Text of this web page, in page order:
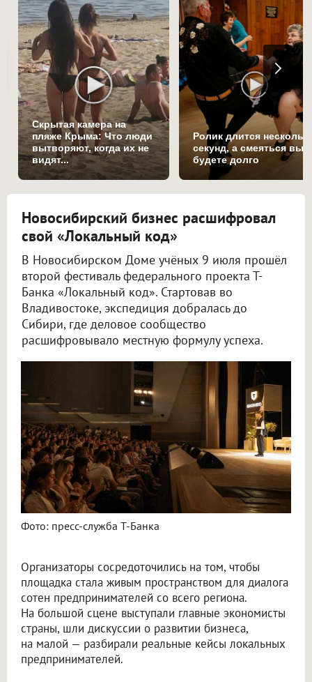
Скрытая камера на
пляже Крыма: Что люди
вытворяют, когда их не
видят...
Ролик длится
секунд, а смеяться вы
будете долго
Новосибирский бизнес расшифровал
свой «Локальный код»
В Новосибирском Доме учёных 9 июля прошёл
второй фестиваль федерального проекта Т-
Банка «Локальный код». Стартовав во
Владивостоке, экспедиция добралась до
Сибири, где деловое сообщество
расшифровывало местную формулу успеха.
Фото: пресс-служба Т-Банка
Организаторы сосредоточились на том, чтобы
площадка стала живым пространством для диалога
сотен предпринимателей со всего региона.
На большой сцене выступали главные экономисты
страны, шли дискуссии о развитии бизнеса,
на малой — разбирали реальные кейсы локальных
предпринимателей.